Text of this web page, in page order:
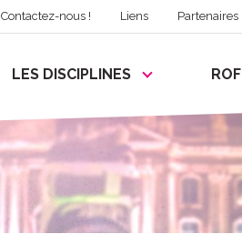
LES DISCIPLINES
Contactez-nous ! Liens Partenaires